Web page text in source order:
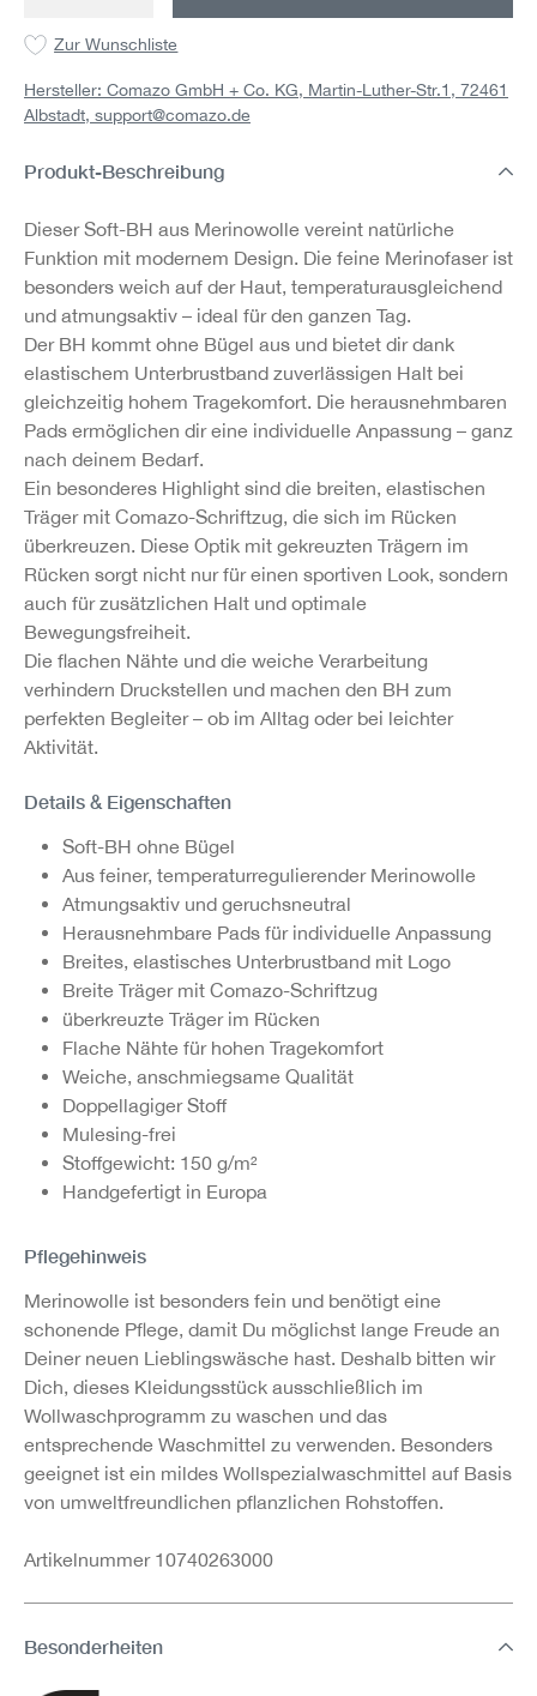
Zur Wunschliste
Hersteller: Comazo GmbH + Co. KG, Martin-Luther-Str.1, 72461
Albstadt, support@comazo.de
Produkt-Beschreibung
Dieser Soft-BH aus Merinowolle vereint natürliche
Funktion mit modernem Design. Die feine Merinofaser ist
besonders weich auf der Haut, temperaturausgleichend
und atmungsaktiv – ideal für den ganzen Tag.
Der BH kommt ohne Bügel aus und bietet dir dank
elastischem Unterbrustband zuverlässigen Halt bei
gleichzeitig hohem Tragekomfort. Die herausnehmbaren
Pads ermöglichen dir eine individuelle Anpassung – ganz
nach deinem Bedarf.
Ein besonderes Highlight sind die breiten, elastischen
Träger mit Comazo-Schriftzug, die sich im Rücken
überkreuzen. Diese Optik mit gekreuzten Trägern im
Rücken sorgt nicht nur für einen sportiven Look, sondern
auch für zusätzlichen Halt und optimale
Bewegungsfreiheit.
Die flachen Nähte und die weiche Verarbeitung
verhindern Druckstellen und machen den BH zum
perfekten Begleiter – ob im Alltag oder bei leichter
Aktivität.
Details & Eigenschaften
Soft-BH ohne Bügel
Aus feiner, temperaturregulierender Merinowolle
Atmungsaktiv und geruchsneutral
Herausnehmbare Pads für individuelle Anpassung
Breites, elastisches Unterbrustband mit Logo
Breite Träger mit Comazo-Schriftzug
überkreuzte Träger im Rücken
Flache Nähte für hohen Tragekomfort
Weiche, anschmiegsame Qualität
Doppellagiger Stoff
Mulesing-frei
Stoffgewicht: 150 g/m²
Handgefertigt in Europa
Pflegehinweis
Merinowolle ist besonders fein und benötigt eine
schonende Pflege, damit Du möglichst lange Freude an
Deiner neuen Lieblingswäsche hast. Deshalb bitten wir
Dich, dieses Kleidungsstück ausschließlich im
Wollwaschprogramm zu waschen und das
entsprechende Waschmittel zu verwenden. Besonders
geeignet ist ein mildes Wollspezialwaschmittel auf Basis
von umweltfreundlichen pflanzlichen Rohstoffen.
Artikelnummer 10740263000
Besonderheiten